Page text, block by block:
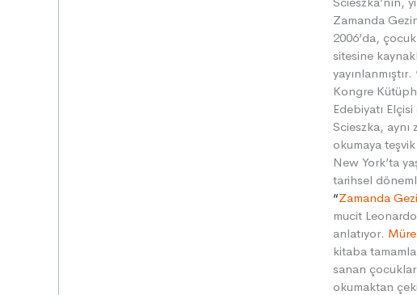
Zamanda
2006’da,
sitesine
Kongre
Edebiyatı
Scieszka,
okumaya
New York’ta
tarihsel
“Zamanda
mucit
anlatıyor.
kitaba
sanan
okumaktan